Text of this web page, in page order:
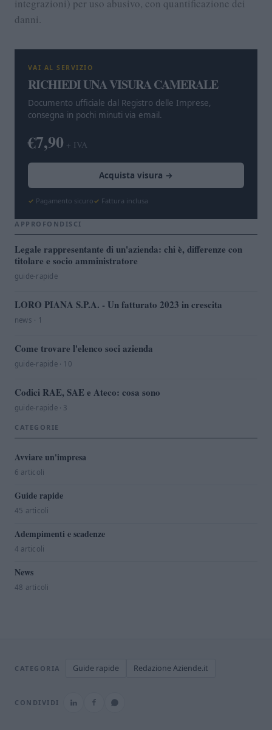
integrazioni) per uso abusivo, con quantificazione dei
danni.
VAI AL SERVIZIO
RICHIEDI UNA VISURA CAMERALE
Documento ufficiale dal Registro delle Imprese,
consegna in pochi minuti via email.
€7,90 + IVA
Acquista visura →
Pagamento sicuro Fattura inclusa
APPROFONDISCI
Legale rappresentante di un'azienda: chi è, differenze con
titolare e socio amministratore
guide-rapide
LORO PIANA S.P.A. - Un fatturato 2023 in crescita
news · 1
Come trovare l'elenco soci azienda
guide-rapide · 10
Codici RAE, SAE e Ateco: cosa sono
guide-rapide · 3
CATEGORIE
Avviare un'impresa
6 articoli
Guide rapide
45 articoli
Adempimenti e scadenze
4 articoli
News
48 articoli
CATEGORIA Guide rapide Redazione Aziende.it
CONDIVIDI